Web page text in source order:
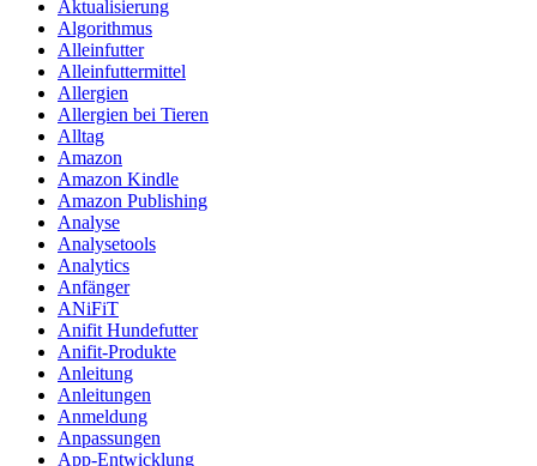
Aktualisierung
Algorithmus
Alleinfutter
Alleinfuttermittel
Allergien
Allergien bei Tieren
Alltag
Amazon
Amazon Kindle
Amazon Publishing
Analyse
Analysetools
Analytics
Anfänger
ANiFiT
Anifit Hundefutter
Anifit-Produkte
Anleitung
Anleitungen
Anmeldung
Anpassungen
App-Entwicklung